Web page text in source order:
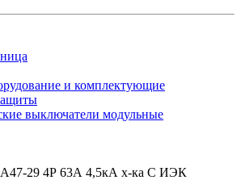
и комплектующие
выключатели модульные
29 4Р 63А 4,5кА х-ка С ИЭК